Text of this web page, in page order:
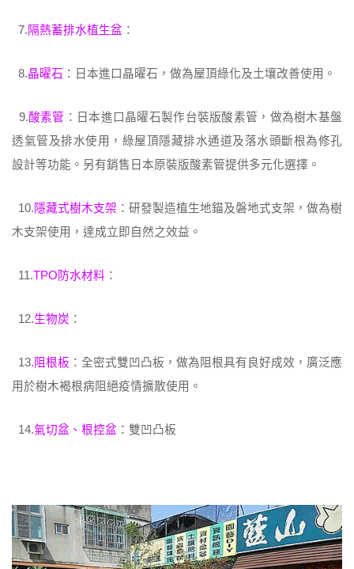
7.隔熱蓄排水植生盆 ：
8.晶曜石 ：日本進口晶曜石，做為屋頂綠化及土壤改善使用。
9.酸素管 ：日本進口晶曜石製作台裝版酸素管，做為樹木基盤
透氣管及排水使用，綠屋頂隱藏排水通道及落水頭斷根為修孔
設計等功能。另有銷售日本原裝版酸素管提供多元化選擇。
10.隱藏式樹木支架 ：研發製造植生地錨及磐地式支架，做為樹
木支架使用，達成立即自然之效益。
11.TPO防水材料 ：
12.生物炭 ：
13.阻根板 ：全密式雙凹凸板，做為阻根具有良好成效，廣泛應
用於樹木褐根病阻絕疫情擴散使用。
14.氣切盆、根控盆 ：雙凹凸板